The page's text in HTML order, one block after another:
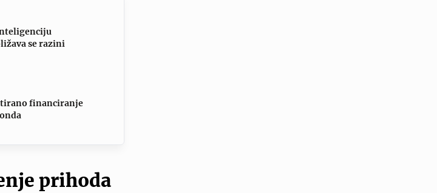
se razini
financiranje
prihoda